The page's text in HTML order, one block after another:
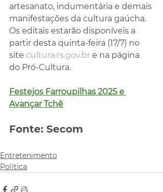
artesanato, indumentária e demais
manifestações da cultura gaúcha.
Os editais estarão disponíveis a
partir desta quinta-feira (17/7) no
site cultura.rs.gov.br e na página
do Pró-Cultura.
Festejos Farroupilhas 2025 e
Avançar Tchê
Fonte: Secom
Entretenimento
Política